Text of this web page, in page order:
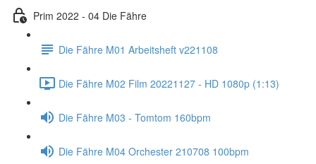
Prim 2022 - 04 Die Fähre
Die Fähre M01 Arbeitsheft v221108
Die Fähre M02 Film 20221127 - HD 1080p (1:13)
Die Fähre M03 - Tomtom 160bpm
Die Fähre M04 Orchester 210708 100bpm